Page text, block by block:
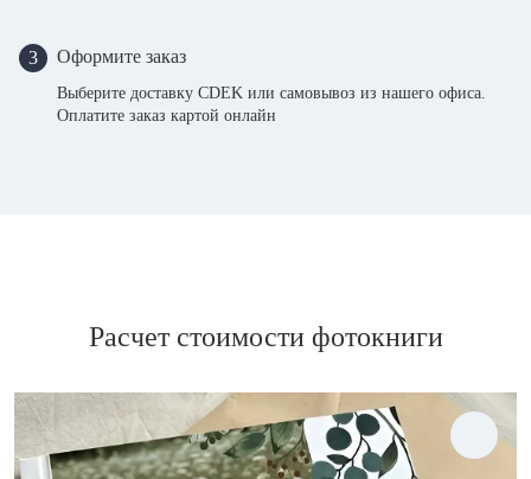
3 Оформите заказ
Выберите доставку CDEK или самовывоз из нашего офиса.
Оплатите заказ картой онлайн
Расчет стоимости фотокниги